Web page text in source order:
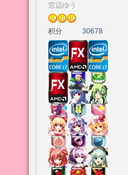
窓辺ゆう
积分 30678